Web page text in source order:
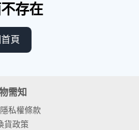
存在
首頁
需知
私權條款
貨政策